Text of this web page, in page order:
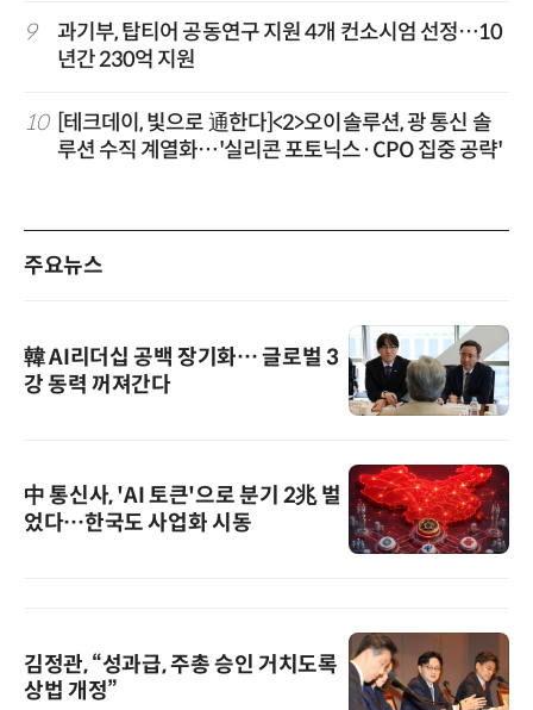
9
과기부, 탑티어 공동연구 지원 4개 컨소시엄 선정…10
년간 230억 지원
10
[테크데이, 빛으로 通한다]<2>오이솔루션, 광 통신 솔
루션 수직 계열화…'실리콘 포토닉스·CPO 집중 공략'
주요뉴스
韓 AI리더십 공백 장기화… 글로벌 3
강 동력 꺼져간다
中 통신사, 'AI 토큰'으로 분기 2兆 벌
었다…한국도 사업화 시동
김정관, “성과급, 주총 승인 거치도록
상법 개정”